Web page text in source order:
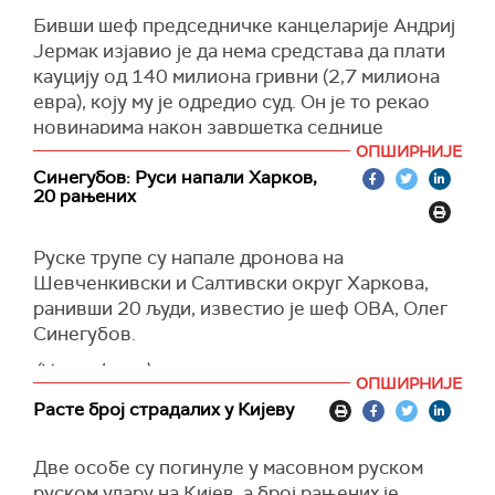
(Унијан)
Бивши шеф председничке канцеларије Андриј
Јермак изјавио је да нема средстава да плати
кауцију од 140 милиона гривни (2,7 милиона
евра), коју му је одредио суд. Он је то рекао
новинарима након завршетка седнице
Врховног судског савета.
"Немам толико новца. Сада ће адвокат
сарађивати с пријатељима и познаницима",
На питање о могућем боравку у притворском
центру, бивши шеф ОП је напоменуо да
планира да са собом Поново је одбацио све
оптужбе против себе.
"Мислим да ће мој адвокат одбране, група
адвоката, поднети жалбу. Немам шта да кријем.
поручио је Јермак.
ОПШИРНИЈЕ
Синегубов: Руси напали Харков,
20 рањених
Руске трупе су напале дронова на
Шевченкивски и Салтивски округ Харкова,
ранивши 20 људи, известио је шеф ОВА, Олег
Синегубов.
(Укринформ)
ОПШИРНИЈЕ
Расте број страдалих у Кијеву
Две особе су погинуле у масовном руском